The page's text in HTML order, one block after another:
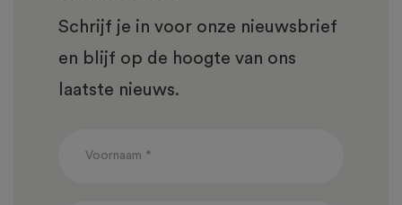
Schrijf je in voor onze nieuwsbrief
en blijf op de hoogte van ons
laatste nieuws.